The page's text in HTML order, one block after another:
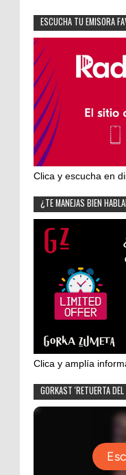
ESCUCHA TU EMISORA
Clica y escucha en
¿TE MANEJAS BIEN
Clica y amplía
GORKAST 'RETUERTA